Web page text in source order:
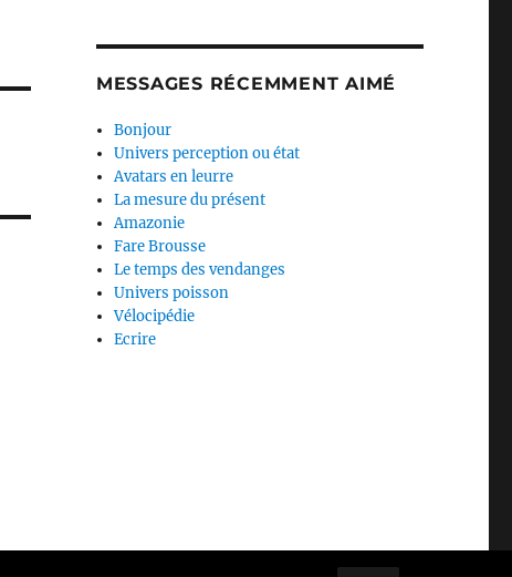
MESSAGES RÉCEMMENT AIMÉ
Bonjour
Univers perception ou état
Avatars en leurre
La mesure du présent
Amazonie
Fare Brousse
Le temps des vendanges
Univers poisson
Vélocipédie
Ecrire